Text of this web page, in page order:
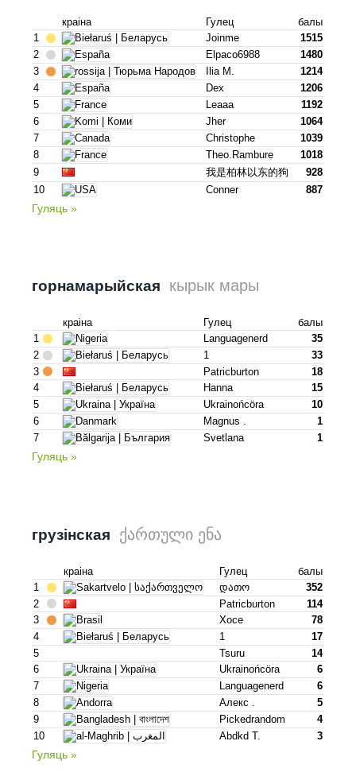
краіна Гулец
балы
1
Joinme
1515
2
Elpaco6988
1480
3
Ilia M.
1214
4
Dex
1206
5
Leaaa
1192
6
Jher
1064
7
Christophe
1039
8
Theo.rambure
1018
9
我是柏林以东的狗
928
10
Conner 887
Гуляць »
горнамарыйская кырык мары
краіна Гулец
балы
1
Languagenerd
35
2
1
33
3
Patricburton
18
4
Hanna
15
5
Ukrainońcöra
10
6
Magnus .
1
7
Svetlana 1
Гуляць »
грузінская ქართული ენა
краіна Гулец
балы
1
Დათო
352
2
Patricburton
114
3
Хосе
78
4
1
17
5
Tsuru
14
6
Ukrainońcöra
6
7
Languagenerd
6
8
Алекс .
5
9
Pickedrandom
4
10
Abdkd T. 3
Гуляць »